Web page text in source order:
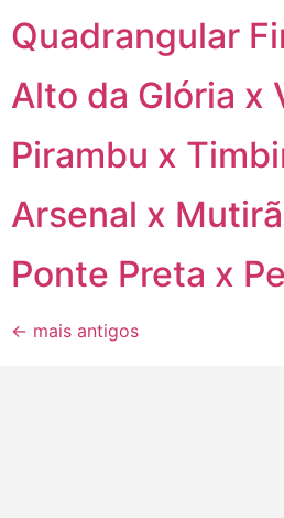
Quadrangular
Alto da Glória x
Pirambu x
Arsenal x
Ponte Preta x
← mais antigos